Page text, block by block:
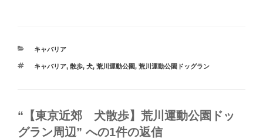
e
b
k
カ
ゴ
キャバリア
タ
キャバリア, 散歩, 犬, 荒川運動公園, 荒川運動公園ドッグラン
“【東京近郊 犬散歩】荒川運動公園ドッ
グラン周辺” への1件の返信